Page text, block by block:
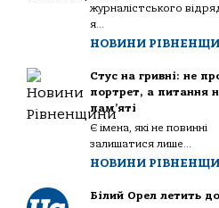
журналістського
я...
НОВИНИ
Стус на гривні: не
портрет, а питання
пам’яті
Є імена, які не повинні
залишатися лише...
НОВИНИ
Білий Орел летить